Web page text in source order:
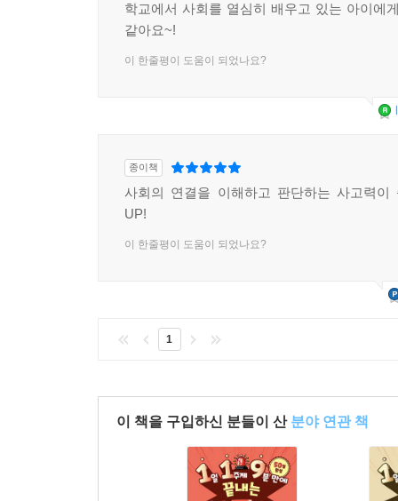
학교에서 사회를 열심히 배우고 있는 아이에
같아요~!
이 한줄평이 도움이 되었나요?
종이책
사회의 연결을 이해하고 판단하는 사고력이
UP!
이 한줄평이 도움이 되었나요?
1
이 책을 구입하신 분들이 산 분야 연관 책